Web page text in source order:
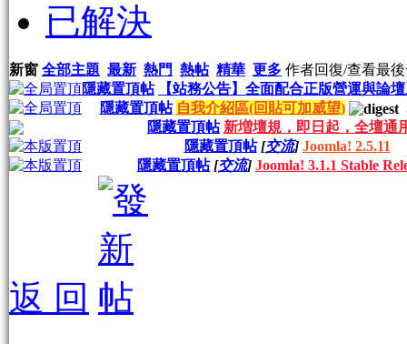
已解決
新窗 全部主題 最新 熱門 熱帖 精華 更多 作者回復/查看最
隱藏置頂帖
【站務公告】全面配合正版營運與論
隱藏置頂帖 自我介紹區(回貼可加威望)
隱藏置頂帖 新増壇規，即日起，全壇通
隱藏置頂帖 [交流] Joomla! 2.5.11
隱藏置頂帖 [交流] Joomla! 3.1.1 Stable
返 回